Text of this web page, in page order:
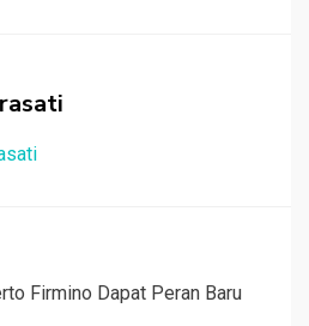
Firmino Dapat Peran Baru